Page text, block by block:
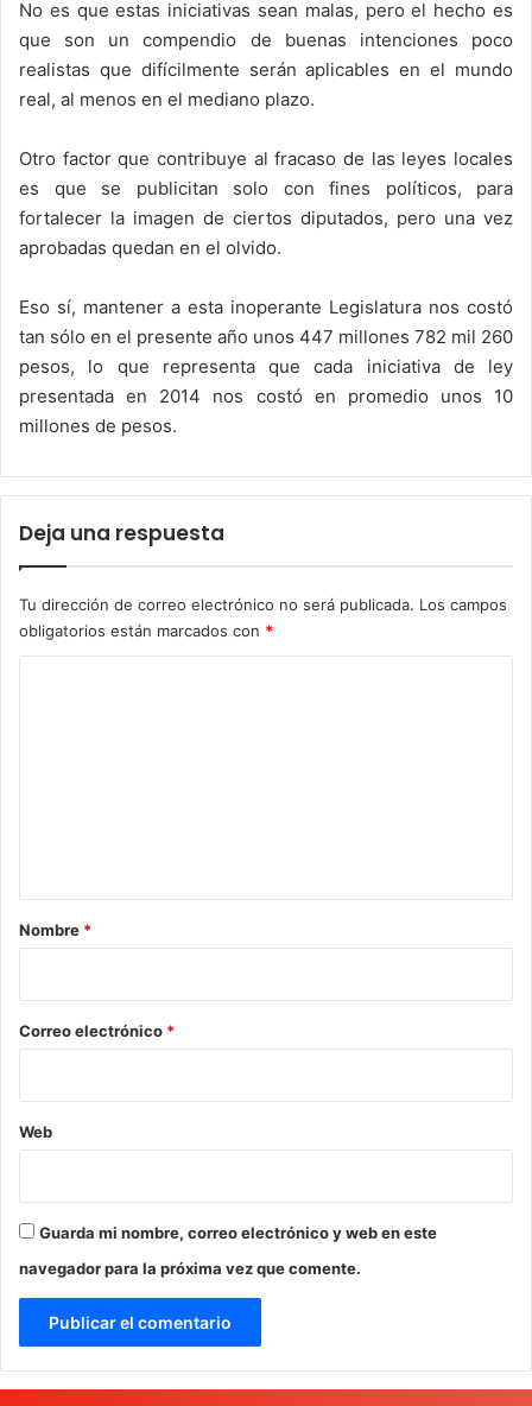
No es que estas iniciativas sean malas, pero el hecho es
que son un compendio de buenas intenciones poco
realistas que difícilmente serán aplicables en el mundo
real, al menos en el mediano plazo.
Otro factor que contribuye al fracaso de las leyes locales
es que se publicitan solo con fines políticos, para
fortalecer la imagen de ciertos diputados, pero una vez
aprobadas quedan en el olvido.
Eso sí, mantener a esta inoperante Legislatura nos costó
tan sólo en el presente año unos 447 millones 782 mil 260
pesos, lo que representa que cada iniciativa de ley
presentada en 2014 nos costó en promedio unos 10
millones de pesos.
Deja una respuesta
Tu dirección de correo electrónico no será publicada. Los campos
obligatorios están marcados con *
r
*
Nombre *
Correo electrónico *
Web
Guarda mi nombre, correo electrónico y web en este
navegador para la próxima vez que comente.